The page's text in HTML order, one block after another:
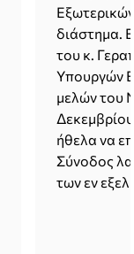
διάστημα.
του κ.
Υπουργών
μελών του
ήθελα να
Σύνοδος
των εν